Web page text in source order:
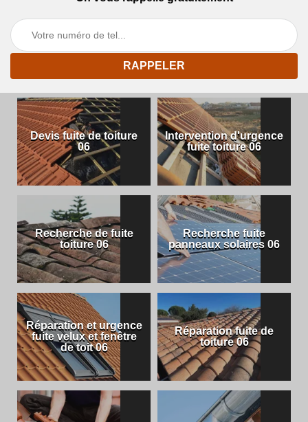
Devis fuite de toiture
06
Intervention d'urgence
fuite toiture 06
Recherche de fuite
toiture 06
Recherche fuite
panneaux solaires 06
Réparation et urgence
fuite velux et fenêtre
de toit 06
Réparation fuite de
toiture 06